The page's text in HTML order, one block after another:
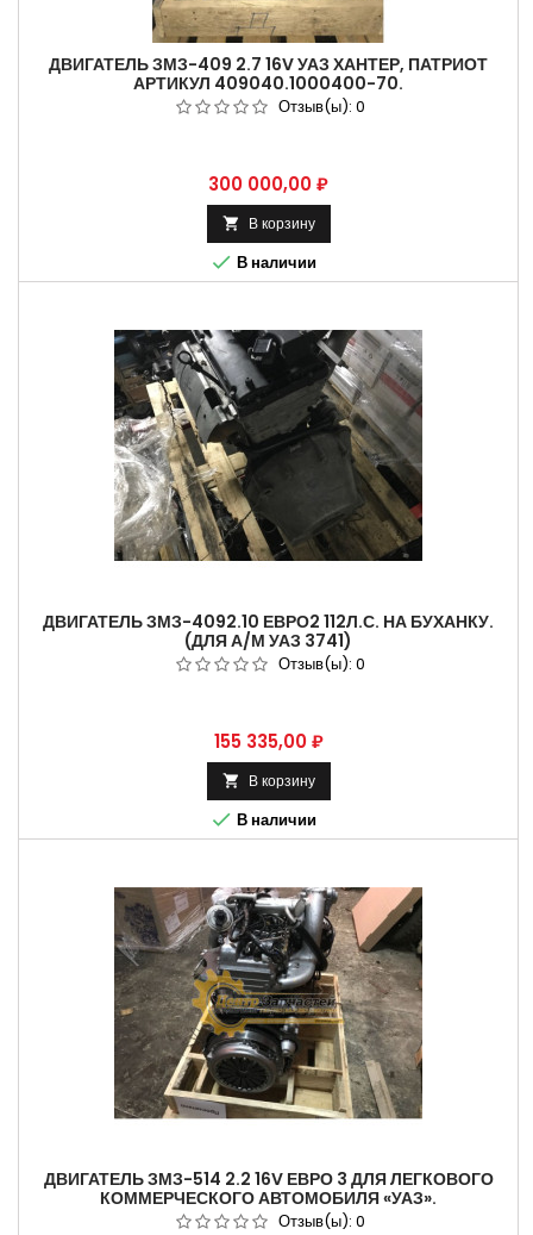
ДВИГАТЕЛЬ ЗМЗ-409 2.7 16V УАЗ ХАНТЕР, ПАТРИОТ
АРТИКУЛ 409040.1000400-70.
Отзыв(ы): 0
Цена
300 000,00 ₽
 В корзину
 В наличии
ДВИГАТЕЛЬ ЗМЗ-4092.10 ЕВРО2 112Л.С. НА БУХАНКУ.
(ДЛЯ А/М УАЗ 3741)
Отзыв(ы): 0
Цена
155 335,00 ₽
 В корзину
 В наличии
ДВИГАТЕЛЬ ЗМЗ-514 2.2 16V ЕВРО 3 ДЛЯ ЛЕГКОВОГО
КОММЕРЧЕСКОГО АВТОМОБИЛЯ «УАЗ».
Отзыв(ы): 0